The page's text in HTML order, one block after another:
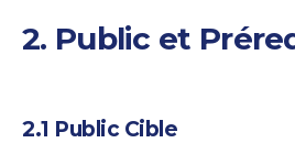
2. Public et
2.1 Public Cible